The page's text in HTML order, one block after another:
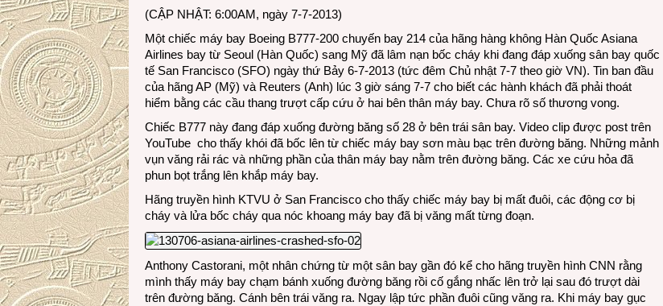
nạn
khi
bay
(CẬP NHẬT: 6:00AM, ngày 7-7-2013)
Một chiếc máy bay Boeing B777-200 chuyến bay 214 của hãng hàng không Hàn Quốc Asiana
Airlines bay từ Seoul (Hàn Quốc) sang Mỹ đã lâm nạn bốc cháy khi đang đáp xuống sân bay quốc
tế San Francisco (SFO) ngày thứ Bảy 6-7-2013 (tức đêm Chủ nhật 7-7 theo giờ VN). Tin ban đầu
của hãng AP (Mỹ) và Reuters (Anh) lúc 3 giờ sáng 7-7 cho biết các hành khách đã phải thoát
hiểm bằng các cầu thang trượt cấp cứu ở hai bên thân máy bay. Chưa rõ số thương vong.
Chiếc B777 này đang đáp xuống đường băng số 28 ở bên trái sân bay. Video clip được post trên
YouTube cho thấy khói đã bốc lên từ chiếc máy bay sơn màu bạc trên đường băng. Những mảnh
vụn văng rải rác và những phần của thân máy bay nằm trên đường băng. Các xe cứu hỏa đã
phun bọt trắng lên khắp máy bay.
Hãng truyền hình KTVU ở San Francisco cho thấy chiếc máy bay bị mất đuôi, các động cơ bị
cháy và lửa bốc cháy qua nóc khoang máy bay đã bị văng mất từng đoạn.
Anthony Castorani, một nhân chứng từ một sân bay gần đó kể cho hãng truyền hình CNN rằng
mình thấy máy bay chạm bánh xuống đường băng rồi cố gắng nhấc lên trở lại sau đó trượt dài
trên đường băng. Cánh bên trái văng ra. Ngay lập tức phần đuôi cũng văng ra. Khi máy bay gục